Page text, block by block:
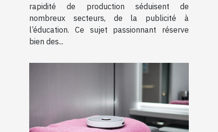
rapidité de production séduisent de
nombreux secteurs, de la publicité à
l’éducation. Ce sujet passionnant réserve
bien des...